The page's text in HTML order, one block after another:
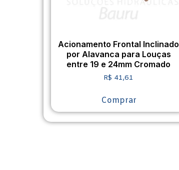
Acionamento Frontal Inclinado
por Alavanca para Louças
entre 19 e 24mm Cromado
R$ 41,61
Comprar